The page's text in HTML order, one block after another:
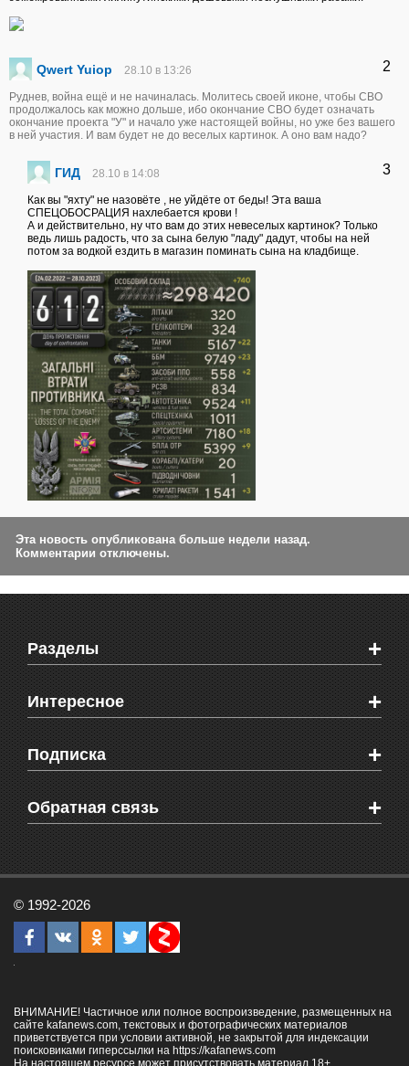
Qwert Yuiop 28.10 в 13:26 2
Руднев, война ещё и не начиналась. Молитесь своей иконе, чтобы СВО
продолжалось как можно дольше, ибо окончание СВО будет означать
окончание проекта "У" и начало уже настоящей войны, но уже без вашего
в ней участия. И вам будет не до веселых картинок. А оно вам надо?
ГИД 28.10 в 14:08 3
Как вы "яхту" не назовёте , не уйдёте от беды! Эта ваша
СПЕЦОБОСРАЦИЯ нахлебается крови !
А и действительно, ну что вам до этих невеселых картинок? Только
ведь лишь радость, что за сына белую "ладу" дадут, чтобы на ней
потом за водкой ездить в магазин поминать сына на кладбище.
Эта новость опубликована больше недели назад.
Комментарии отключены.
Разделы +
Новости Феодосии
Новости Крыма
Мировые новости
Объявления
Здоровье
СМС мнения читателей
Интересное +
Видео о Феодосии
Веб-камеры Феодосии
Блоги феодосийцев
Школы Феодосии
Подписка +
Печатная версия газеты "Кафа"
RSS
Обратная связь +
Рекламодателям
Контактная информация
© 1992-2026
ВНИМАНИЕ! Частичное или полное воспроизведение, размещенных на
сайте kafanews.com, текстовых и фотографических материалов
приветствуется при условии активной, не закрытой для индексации
поисковиками гиперссылки на https://kafanews.com
На настоящем ресурсе может присутствовать материал 18+